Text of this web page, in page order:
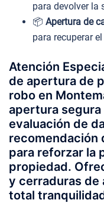
para devolver la
📦 Apertura de
para recuperar
Atención
de apertura de
robo en
apertura
evaluación de
recomendación
para reforzar la
propiedad.
y cerraduras de
total